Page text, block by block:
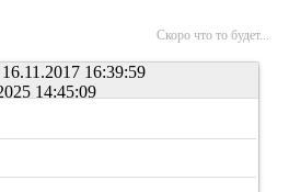
Скоро что то будет...
16:39:59
14:45:09